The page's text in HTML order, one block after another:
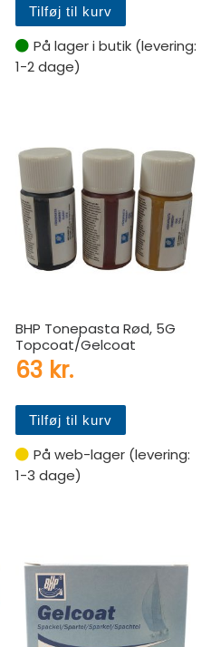
Tilføj til kurv
På lager i butik (levering:
1-2 dage)
BHP Tonepasta Rød, 5G
Topcoat/Gelcoat
63 kr.
Tilføj til kurv
På web-lager (levering:
1-3 dage)